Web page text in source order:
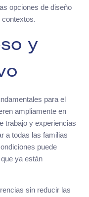
opciones de diseño
contextos.
y
para el
ampliamente en
trabajo y experiencias
a todas las familias
puede
ya están
sin reducir las